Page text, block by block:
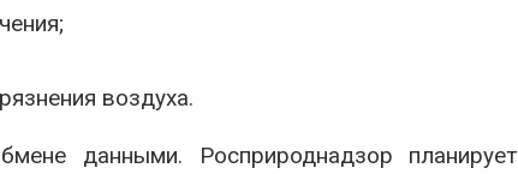
воздуха.
данными. Росприроднадзор планирует